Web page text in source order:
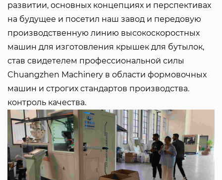
развитии, основных концепциях и перспективах
на будущее и посетил наш завод и передовую
производственную линию высокоскоростных
машин для изготовления крышек для бутылок,
став свидетелем профессиональной силы
Chuangzhen Machinery в области формовочных
машин и строгих стандартов производства.
контроль качества.